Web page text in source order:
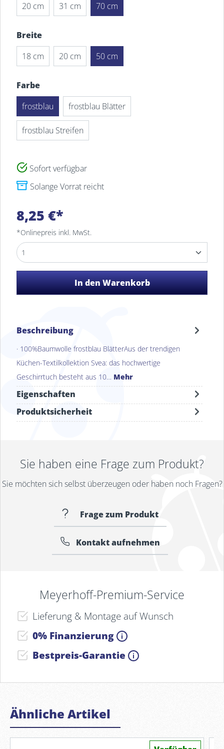
Beschreibung
· 100%Baumwolle frostblau BlätterAus der trendigen
Küchen-Textilkollektion Svea: das hochwertige
Geschirrtuch besteht aus 10… Mehr
Eigenschaften
Produktsicherheit
Sie haben eine Frage zum Produkt?
Sie möchten sich selbst überzeugen oder haben noch Fragen?
Frage zum Produkt
Kontakt aufnehmen
Meyerhoff-Premium-Service
Lieferung & Montage auf Wunsch
0% Finanzierung
Bestpreis-Garantie
8,25 €*
*Onlinepreis inkl. MwSt.
Sofort verfügbar
Solange Vorrat reicht
Osterholz-Scharmbeck
20 cm
31 cm 70 cm
Breite
18 cm
20 cm 50 cm
Farbe
frostblau
frostblau Blätter
frostblau Streifen
In den Warenkorb
Ähnliche Artikel